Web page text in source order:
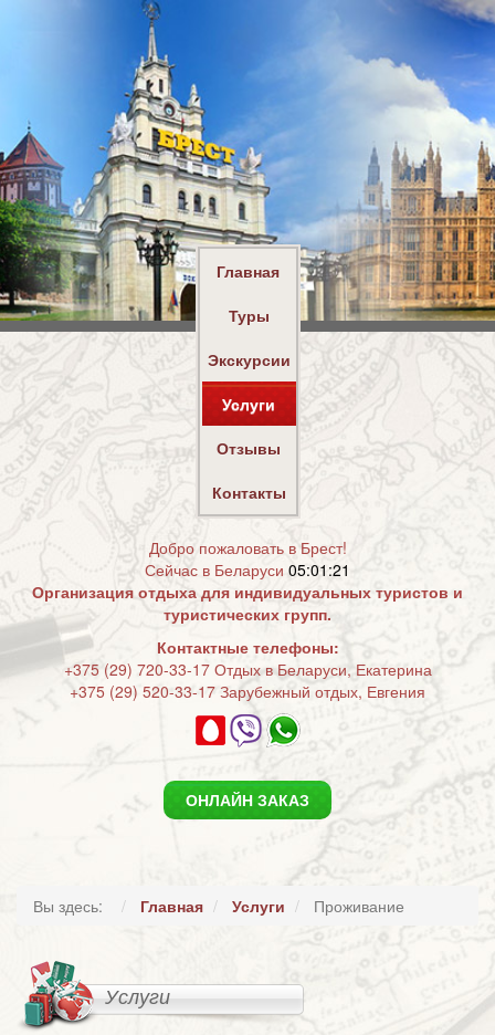
Главная
Туры
Экскурсии
Услуги
Отзывы
Контакты
Добро пожаловать в Брест!
Сейчас в Беларуси 05:01:22
Организация отдыха для индивидуальных туристов и
туристических групп.
Контактные телефоны:
+375 (29) 720-33-17 Отдых в Беларуси, Екатерина
+375 (29) 520-33-17 Зарубежный отдых, Евгения
ОНЛАЙН ЗАКАЗ
Вы здесь: Главная Услуги Проживание
Услуги